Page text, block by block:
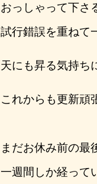
おっしゃって下さ
試行錯誤を重ねて
天にも昇る気持ち
これからも更新頑
まだお休み前の最
一週間しか経って